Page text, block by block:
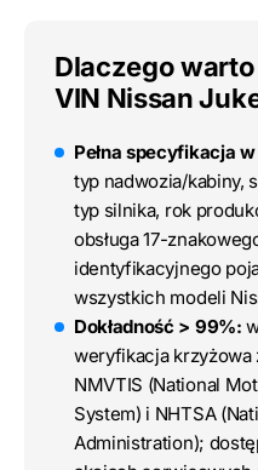
Dlaczego
VIN Nissan
Pełna specyfikacja
typ nadwozia/kabiny,
typ silnika, rok
obsługa 17-
identyfikacyjnego
wszystkich modeli
Dokładność > 99%:
weryfikacja krzyżowa
NMVTIS (National
System) i NHTSA
Administration);